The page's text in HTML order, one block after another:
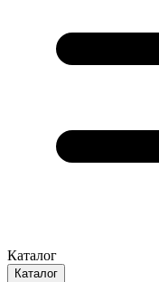
Каталог
Каталог